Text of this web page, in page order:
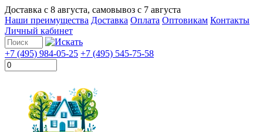
Доставка с 8 августа, самовывоз с 7 августа
Наши преимущества Доставка Оплата Оптовикам Контакты
Личный кабинет
+7 (495) 984-05-25 +7 (495) 545-75-58